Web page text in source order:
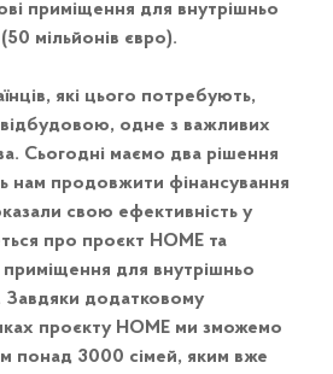
приміщення для внутрішньо
мільйонів євро).
які цього потребують,
відбудовою, одне з важливих
Сьогодні маємо два рішення
нам продовжити фінансування
свою ефективність у
про проєкт HOME та
для внутрішньо
Завдяки додатковому
проєкту HOME ми зможемо
понад 3000 сімей, яким вже